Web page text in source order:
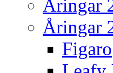
Åringar
Åringar
Figaro